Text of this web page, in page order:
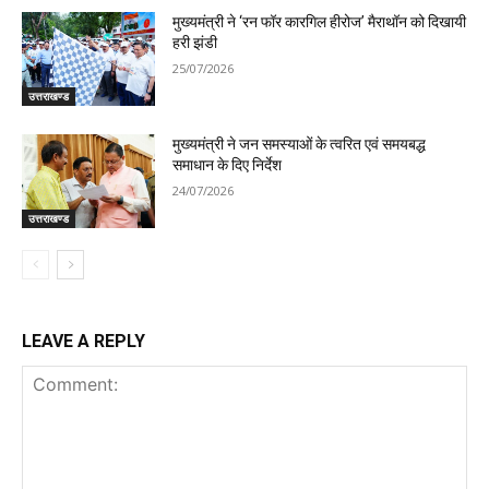
उत्तराखण्ड
मुख्यमंत्री ने ‘रन फॉर कारगिल हीरोज’ मैराथॉन को दिखायी
हरी झंडी
25/07/2026
उत्तराखण्ड
मुख्यमंत्री ने जन समस्याओं के त्वरित एवं समयबद्ध
समाधान के दिए निर्देश
24/07/2026
LEAVE A REPLY